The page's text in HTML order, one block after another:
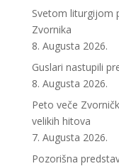
Svetom liturgijom
Zvornika
8. Augusta 2026.
Guslari nastupili
8. Augusta 2026.
Peto veče
velikih hitova
7. Augusta 2026.
Pozorišna